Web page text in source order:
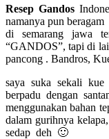
Resep Gandos
namanya pun
di semarang jawa
“GANDOS”, tapi di
pancong . Bandros,
saya suka sekali
berpadu dengan
menggunakan bahan
dalam gurihnya
sedap deh 🙂